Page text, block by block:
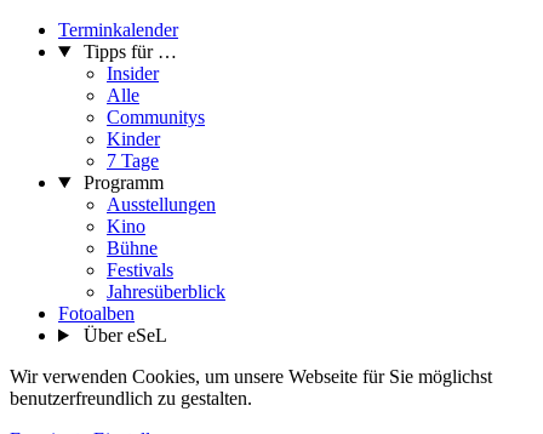
Terminkalender
Tipps für …
Insider
Alle
Communitys
Kinder
7 Tage
Programm
Ausstellungen
Kino
Bühne
Festivals
Jahresüberblick
Fotoalben
Über eSeL
Wir verwenden Cookies, um unsere Webseite für Sie möglichst
benutzerfreundlich zu gestalten.